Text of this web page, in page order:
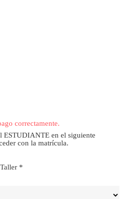
correctamente.
ESTUDIANTE en el siguiente
con la matrícula.
*